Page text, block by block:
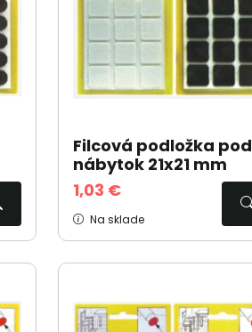
Filcová podložka pod
nábytok 21x21 mm
1,03 €
Na sklade